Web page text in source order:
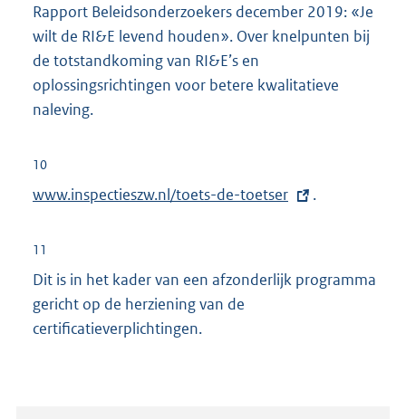
Rapport Beleidsonderzoekers december 2019: «Je
wilt de RI&E levend houden». Over knelpunten bij
de totstandkoming van RI&E’s en
oplossingsrichtingen voor betere kwalitatieve
naleving.
10
E
t
n
www.inspectieszw.nl/toets-de-toetser .
11
Dit is in het kader van een afzonderlijk programma
gericht op de herziening van de
certificatieverplichtingen.